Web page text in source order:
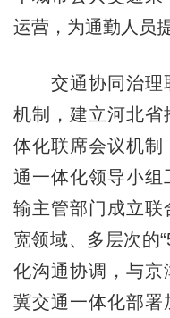
运营，为通勤人员
交通协同治理
机制，建立河北省
体化联席会议机制
通一体化领导小组
输主管部门成立联
宽领域、多层次的
化沟通协调，与京
冀交通一体化部署